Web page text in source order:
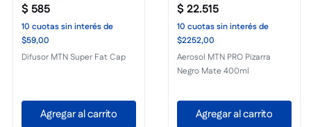
$585
10 cuotassin interésde
$59,00
Difusor MTN Super Fat Cap
Agregar al carrito
$22.515
10 cuotassin interésde
$2252,00
Aerosol MTN PRO Pizarra
Negro Mate 400ml
Agregar al carrito